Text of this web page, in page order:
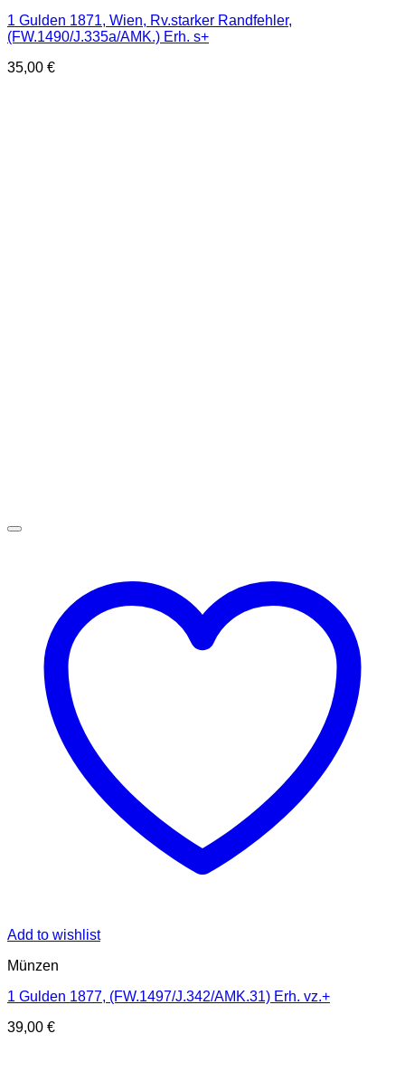
1 Gulden 1871, Wien, Rv.starker Randfehler,
(FW.1490/J.335a/AMK.) Erh. s+
35,00 €
Add to wishlist
Münzen
1 Gulden 1877, (FW.1497/J.342/AMK.31) Erh. vz.+
39,00 €